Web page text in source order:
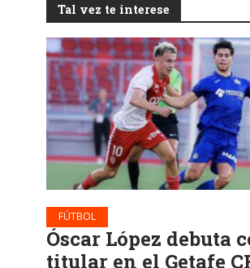
Tal vez te interese
FÚTBOL
Óscar López debuta
titular en el Getafe